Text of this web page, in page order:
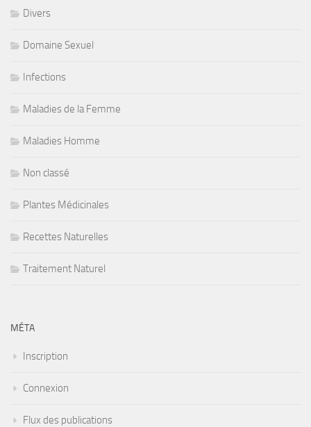
Divers
Domaine Sexuel
Infections
Maladies de la Femme
Maladies Homme
Non classé
Plantes Médicinales
Recettes Naturelles
Traitement Naturel
MÉTA
Inscription
Connexion
Flux des publications